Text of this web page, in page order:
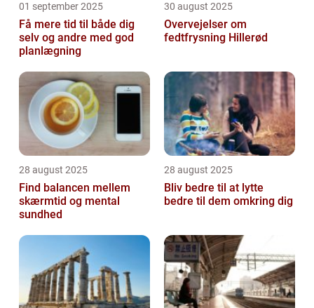
01 september 2025
Få mere tid til både dig
selv og andre med god
planlægning
30 august 2025
Overvejelser om
fedtfrysning Hillerød
28 august 2025
Find balancen mellem
skærmtid og mental
sundhed
28 august 2025
Bliv bedre til at lytte
bedre til dem omkring dig